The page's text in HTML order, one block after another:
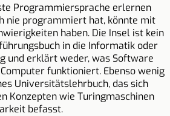
Programmiersprache erlernen
nie programmiert hat, könnte mit
haben. Die Insel ist kein
in die Informatik oder
und erklärt weder, was Software
funktioniert. Ebenso wenig
Universitätslehrbuch, das sich
Konzepten wie Turingmaschinen
befasst.